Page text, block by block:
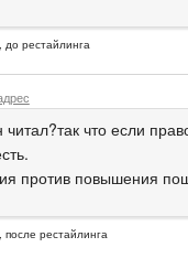
рестайлинга
что если
против повышения
рестайлинга